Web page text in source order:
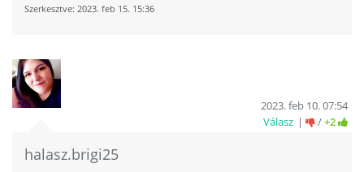
Szerkesztve: 2023. feb 15. 15:36
halasz.brigi25
2023. feb 10. 07:54
Válasz
/+2